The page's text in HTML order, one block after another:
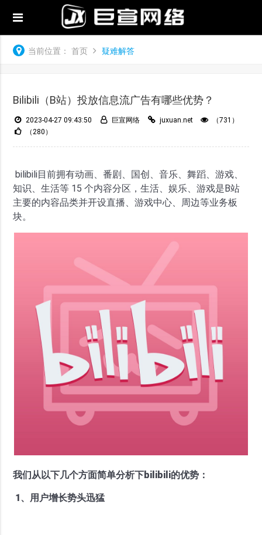
当前位置： 首页 疑难解答
Bilibili（B站）投放信息流广告有哪些优势？
2023-04-27 09:43:50 巨宣网络 juxuan.net
（731）
（280）
bilibili目前拥有动画、番剧、国创、音乐、舞蹈、游戏、
知识、生活等 15 个内容分区，生活、娱乐、游戏是B站
主要的内容品类并开设直播、游戏中心、周边等业务板
块。
我们从以下几个方面简单分析下bilibili的优势：
1、用户增长势头迅猛